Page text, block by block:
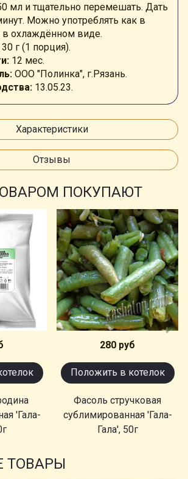
мл и тщательно перемешать. Дать
Можно употреблять как в
в охлаждённом виде.
30 г (1 порция).
12 мес.
ООО "Полинка", г.Рязань.
13.05.23.
Характеристики
Отзывы
ПОКУПАЮТ
'Гала-
280 руб
Положить в котелок
Фасоль стручковая
сублимированная 'Гала-
Гала', 50г
ТОВАРЫ